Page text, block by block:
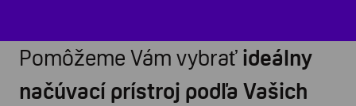
Pomôžeme Vám vybrať ideálny
načúvací prístroj podľa Vašich